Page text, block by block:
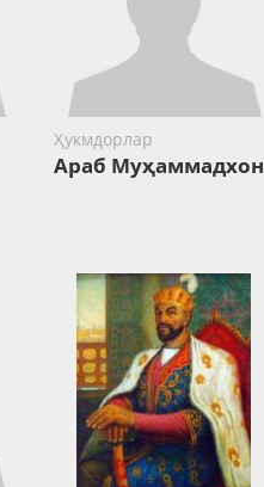
Ҳукмдорлар
Араб Муҳаммадхон